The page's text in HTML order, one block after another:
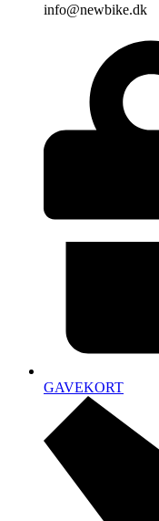
info@newbike.dk
GAVEKORT